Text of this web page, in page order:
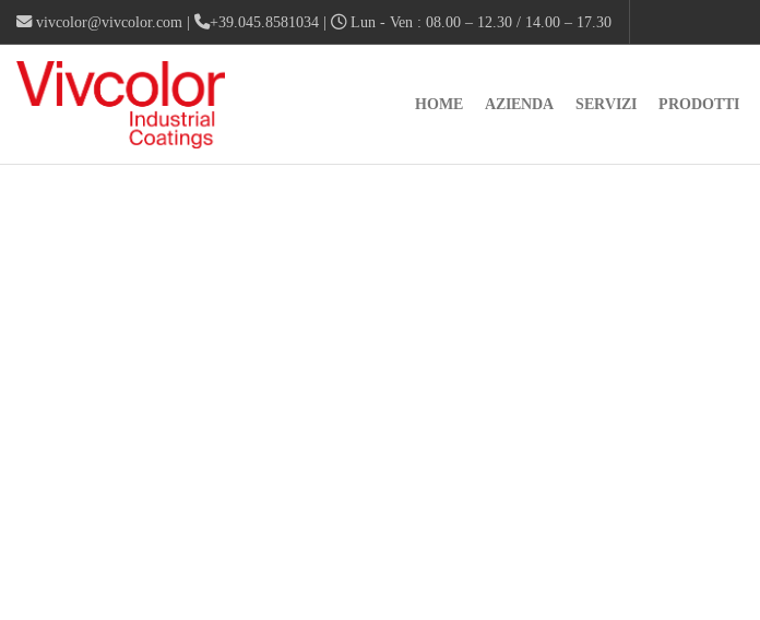
vivcolor@vivcolor.com | +39.045.8581034 | Lun - Ven : 08.00 – 12.30 / 14.00 – 17.30
HOME AZIENDA SERVIZI PRODOTTI